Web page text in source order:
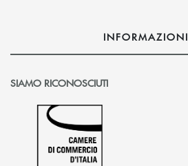
INFORMAZIONI
SIAMO RICONOSCIUTI